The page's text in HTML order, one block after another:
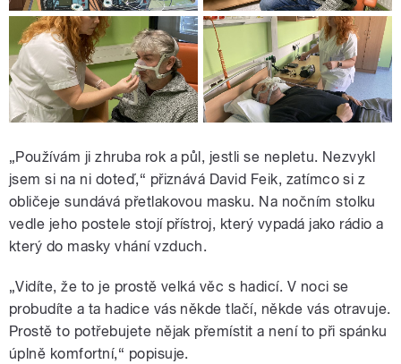
„Používám ji zhruba rok a půl, jestli se nepletu. Nezvykl
jsem si na ni doteď,“ přiznává David Feik, zatímco si z
obličeje sundává přetlakovou masku. Na nočním stolku
vedle jeho postele stojí přístroj, který vypadá jako rádio a
který do masky vhání vzduch.
„Vidíte, že to je prostě velká věc s hadicí. V noci se
probudíte a ta hadice vás někde tlačí, někde vás otravuje.
Prostě to potřebujete nějak přemístit a není to při spánku
úplně komfortní,“ popisuje.